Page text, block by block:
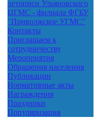
летописи Ульяновского
ЦГМС - филиала ФГБУ
"Приволжское УГМС"
Контакты
Приглашаем к
сотрудничеству
Мероприятия
Обращения населения
Публикации
Нормативные акты
Награждения
Праздники
Популяризация